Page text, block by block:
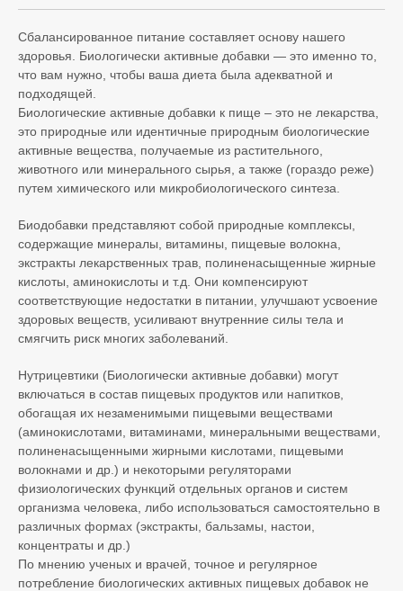
Сбалансированное питание составляет основу нашего
здоровья. Биологически активные добавки — это именно то,
что вам нужно, чтобы ваша диета была адекватной и
подходящей.
Биологические активные добавки к пище – это не лекарства,
это природные или идентичные природным биологические
активные вещества, получаемые из растительного,
животного или минерального сырья, а также (гораздо реже)
путем химического или микробиологического синтеза.
Биодобавки представляют собой природные комплексы,
содержащие минералы, витамины, пищевые волокна,
экстракты лекарственных трав, полиненасыщенные жирные
кислоты, аминокислоты и т.д. Они компенсируют
соответствующие недостатки в питании, улучшают усвоение
здоровых веществ, усиливают внутренние силы тела и
смягчить риск многих заболеваний.
Нутрицевтики (Биологически активные добавки) могут
включаться в состав пищевых продуктов или напитков,
обогащая их незаменимыми пищевыми веществами
(аминокислотами, витаминами, минеральными веществами,
полиненасыщенными жирными кислотами, пищевыми
волокнами и др.) и некоторыми регуляторами
физиологических функций отдельных органов и систем
организма человека, либо использоваться самостоятельно в
различных формах (экстракты, бальзамы, настои,
концентраты и др.)
По мнению ученых и врачей, точное и регулярное
потребление биологических активных пищевых добавок не